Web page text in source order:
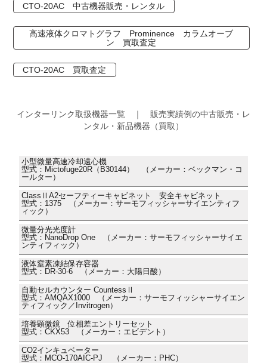
CTO-20AC 中古機器販売・レンタル
高速液体クロマトグラフ Prominence カラムオーブ
ン 買取査定
CTO-20AC 買取査定
インターリンク取扱機器一覧 ｜ 販売実績例の中古販売・レ
ンタル・新品機器（買取）
小型微量高速冷却遠心機
型式：Mictofuge20R（B30144） （メーカー：ベックマン・コ
ールター）
ClassⅡA2セーフティーキャビネット 安全キャビネット
型式：1375 （メーカー：サーモフィッシャーサイエンティフ
ィック）
微量分光光度計
型式：NanoDrop One （メーカー：サーモフィッシャーサイエ
ンティフィック）
液体窒素凍結保存容器
型式：DR-30-6 （メーカー：大陽日酸）
自動セルカウンター CountessⅡ
型式：AMQAX1000 （メーカー：サーモフィッシャーサイエン
ティフィック／Invitrogen）
培養顕微鏡 位相差エントリーセット
型式：CKX53 （メーカー：エビデント）
CO2インキュベーター
型式：MCO-170AIC-PJ （メーカー：PHC）